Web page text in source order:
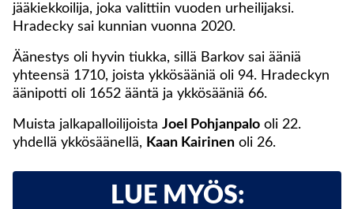
jääkiekkoilija, joka valittiin vuoden urheilijaksi.
Hradecky sai kunnian vuonna 2020.
Äänestys oli hyvin tiukka, sillä Barkov sai ääniä
yhteensä 1710, joista ykkösääniä oli 94. Hradeckyn
äänipotti oli 1652 ääntä ja ykkösääniä 66.
Muista jalkapalloilijoista Joel Pohjanpalo oli 22.
yhdellä ykkösäänellä, Kaan Kairinen oli 26.
LUE MYÖS: